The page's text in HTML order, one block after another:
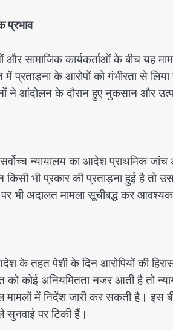
प्रभाव
सामाजिक कार्यकर्ताओं के बीच यह
में प्रताड़ना के आरोपों को गंभीरता से
ने आंदोलन के दौरान हुए नुकसान और
न्यायालय का आदेश प्राथमिक
किसी भी प्रकार की प्रताड़ना हुई है
पर भी अदालत मामला सूचीबद्ध कर
के तहत पेशी के दिन आरोपियों की
को कोई अनियमितता नजर आती है तो
में निर्देश जारी कर सकती है। इस
पर टिकी हैं।